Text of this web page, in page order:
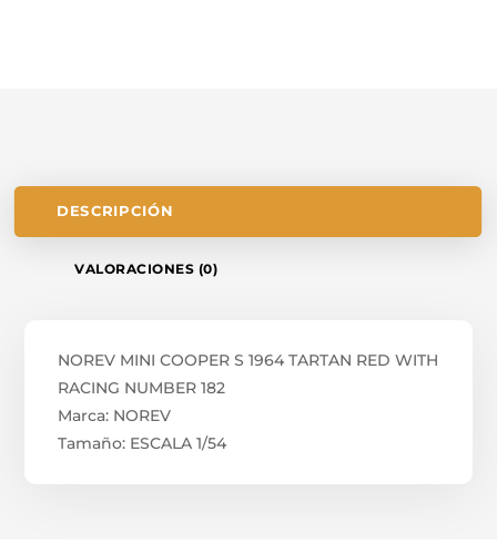
DESCRIPCIÓN
VALORACIONES (0)
NOREV MINI COOPER S 1964 TARTAN RED WITH
RACING NUMBER 182
Marca: NOREV
Tamaño: ESCALA 1/54